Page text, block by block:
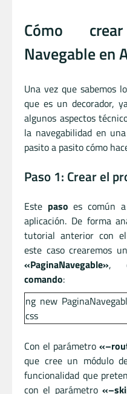
Cómo
Navegable en
Una vez que sabemos
que es un decorador,
algunos aspectos
la navegabilidad en
pasito a pasito cómo
Paso 1: Crear el
Este paso es común
aplicación. De forma
tutorial anterior con
este caso crearemos
«PaginaNavegable»,
comando:
ng new
css
Con el parámetro
que cree un módulo
funcionalidad que
con el parámetro